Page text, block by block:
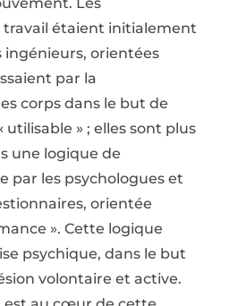
Les
travail étaient initialement
ingénieurs, orientées
par la
corps dans le but de
utilisable » ; elles sont plus
une logique de
par les psychologues et
orientée
». Cette logique
psychique, dans le but
volontaire et active.